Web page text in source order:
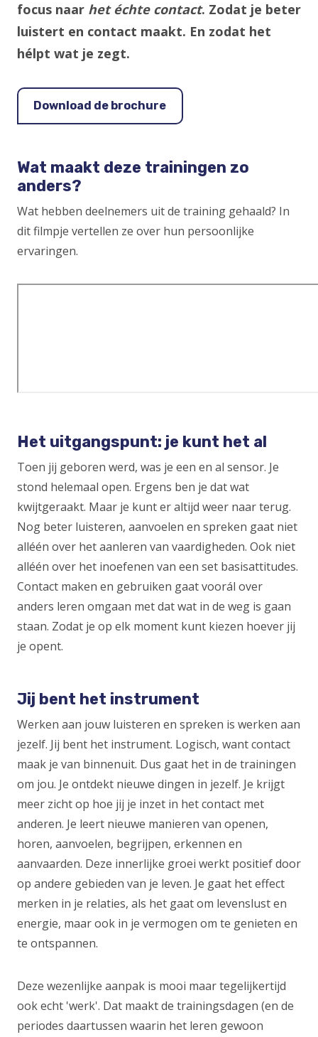
focus naar het échte contact. Zodat je beter
luistert en contact maakt. En zodat het
hélpt wat je zegt.
Download de brochure
Wat maakt deze trainingen zo
anders?
Wat hebben deelnemers uit de training gehaald? In
dit filmpje vertellen ze over hun persoonlijke
ervaringen.
Het uitgangspunt: je kunt het al
Toen jij geboren werd, was je een en al sensor. Je
stond helemaal open. Ergens ben je dat wat
kwijtgeraakt. Maar je kunt er altijd weer naar terug.
Nog beter luisteren, aanvoelen en spreken gaat niet
alléén over het aanleren van vaardigheden. Ook niet
alléén over het inoefenen van een set basisattitudes.
Contact maken en gebruiken gaat voorál over
anders leren omgaan met dat wat in de weg is gaan
staan. Zodat je op elk moment kunt kiezen hoever jij
je opent.
Jij bent het instrument
Werken aan jouw luisteren en spreken is werken aan
jezelf. Jij bent het instrument. Logisch, want contact
maak je van binnenuit. Dus gaat het in de trainingen
om jou. Je ontdekt nieuwe dingen in jezelf. Je krijgt
meer zicht op hoe jij je inzet in het contact met
anderen. Je leert nieuwe manieren van openen,
horen, aanvoelen, begrijpen, erkennen en
aanvaarden. Deze innerlijke groei werkt positief door
op andere gebieden van je leven. Je gaat het effect
merken in je relaties, als het gaat om levenslust en
energie, maar ook in je vermogen om te genieten en
te ontspannen.
Deze wezenlijke aanpak is mooi maar tegelijkertijd
ook echt 'werk'. Dat maakt de trainingsdagen (en de
periodes daartussen waarin het leren gewoon